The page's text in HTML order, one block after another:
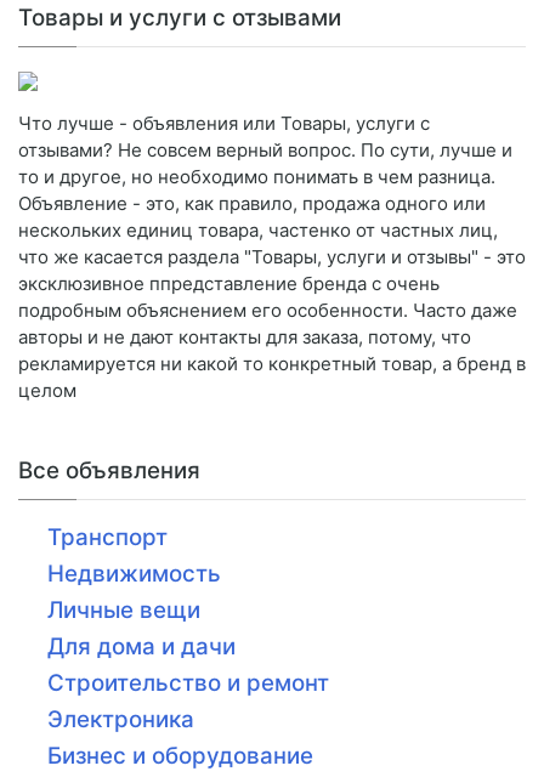
Товары и услуги с отзывами
Что лучше - объявления или Товары, услуги с
отзывами? Не совсем верный вопрос. По сути, лучше и
то и другое, но необходимо понимать в чем разница.
Объявление - это, как правило, продажа одного или
нескольких единиц товара, частенко от частных лиц,
что же касается раздела "Товары, услуги и отзывы" - это
эксклюзивное ппредставление бренда с очень
подробным объяснением его особенности. Часто даже
авторы и не дают контакты для заказа, потому, что
рекламируется ни какой то конкретный товар, а бренд в
целом
Все объявления
Транспорт
Недвижимость
Личные вещи
Для дома и дачи
Строительство и ремонт
Электроника
Бизнес и оборудование